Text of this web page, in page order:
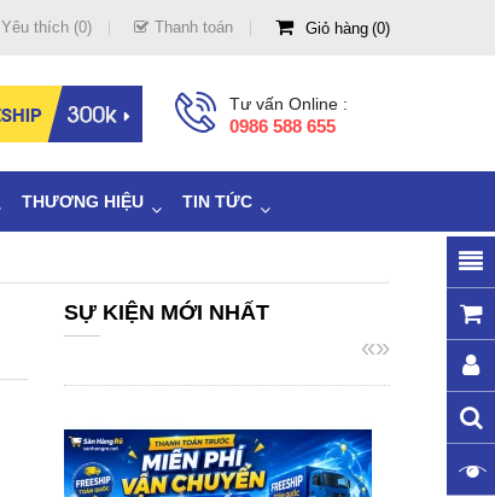
Yêu thích (0) Thanh toán Giỏ hàng 0
Tư vấn Online :
0986 588 655
THƯƠNG HIỆU TIN TỨC
SỰ KIỆN MỚI NHẤT
«»